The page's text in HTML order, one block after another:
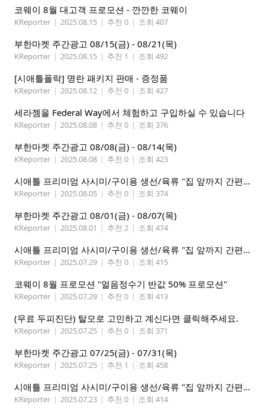
코웨이 8월 대고객 프로모션 - 깐깐한 코웨이
KReporter | 2025.08.15 | 추천 0 | 조회 407
부한마켓 주간광고 08/15(금) - 08/21(목)
KReporter | 2025.08.15 | 추천 1 | 조회 492
[시애틀폴락] 명란 패키지 판매 - 증정품
KReporter | 2025.08.12 | 추천 0 | 조회 427
세라젬을 Federal Way에서 체험하고 구입하실 수 있습니다
KReporter | 2025.08.08 | 추천 0 | 조회 376
부한마켓 주간광고 08/08(금) - 08/14(목)
KReporter | 2025.08.08 | 추천 0 | 조회 423
시애틀 프리미엄 사시미/구이용 생선/육류 "집 앞까지 간편하게" – 영오션닷컴
KReporter | 2025.08.05 | 추천 0 | 조회 374
부한마켓 주간광고 08/01(금) - 08/07(목)
KReporter | 2025.08.01 | 추천 2 | 조회 474
시애틀 프리미엄 사시미/구이용 생선/육류 "집 앞까지 간편하게" – 영오션닷컴
KReporter | 2025.07.29 | 추천 0 | 조회 415
코웨이 8월 프로모션 "얼음정수기 반값 50% 프로모션"
KReporter | 2025.07.29 | 추천 0 | 조회 413
(무료 두피진단) 탈모로 고민하고 계신다면 클릭해주세요.
KReporter | 2025.07.25 | 추천 0 | 조회 371
부한마켓 주간광고 07/25(금) - 07/31(목)
KReporter | 2025.07.25 | 추천 1 | 조회 458
시애틀 프리미엄 사시미/구이용 생선/육류 "집 앞까지 간편하게" – 영오션닷컴
KReporter | 2025.07.23 | 추천 0 | 조회 414